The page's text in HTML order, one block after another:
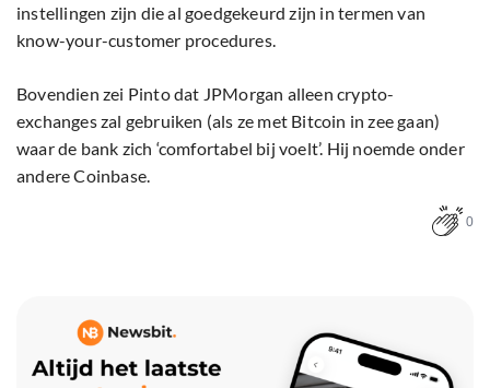
instellingen zijn die al goedgekeurd zijn in termen van
know-your-customer procedures.
Bovendien zei Pinto dat JPMorgan alleen crypto-
exchanges zal gebruiken (als ze met Bitcoin in zee gaan)
waar de bank zich ‘comfortabel bij voelt’. Hij noemde onder
andere Coinbase.
0